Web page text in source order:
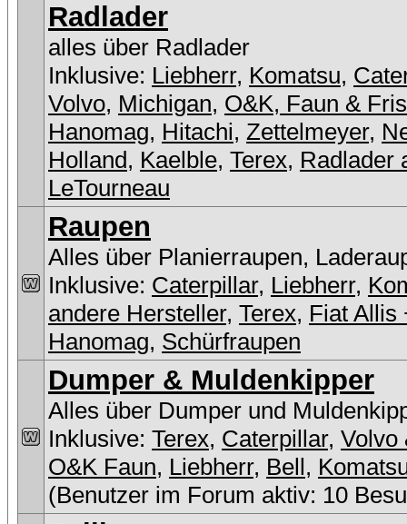
Radlader
alles über Radlader
Inklusive: Liebherr, Komatsu,
Volvo, Michigan, O&K, Faun &
Hanomag, Hitachi, Zettelmeyer,
Holland, Kaelble, Terex, Radlader
LeTourneau
Raupen
Alles über Planierraupen,
Inklusive: Caterpillar, Liebherr,
andere Hersteller, Terex, Fiat Allis
Hanomag, Schürfraupen
Dumper & Muldenkipper
Alles über Dumper und
Inklusive: Terex, Caterpillar, Volvo
O&K Faun, Liebherr, Bell,
(Benutzer im Forum aktiv: 10